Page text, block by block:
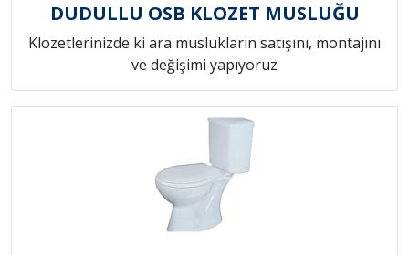
DUDULLU OSB KLOZET MUSLUĞU
Klozetlerinizde ki ara muslukların satışını, montajını
ve değişimi yapıyoruz